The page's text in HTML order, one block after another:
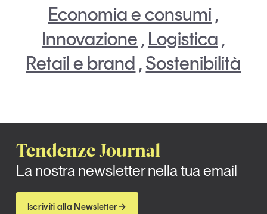
Economia e consumi ,
Innovazione , Logistica ,
Retail e brand ,Sostenibilità
Tendenze Journal
La nostra newsletter nella tua email
Iscriviti alla Newsletter